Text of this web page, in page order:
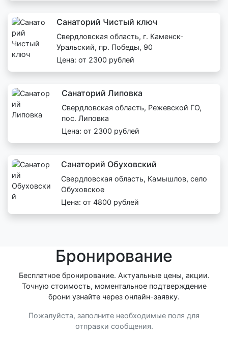
Санаторий Чистый ключ
Свердловская область, г. Каменск-
Уральский, пр. Победы, 90
Цена: от 2300 рублей
Санаторий Липовка
Свердловская область, Режевской ГО,
пос. Липовка
Цена: от 2300 рублей
Санаторий Обуховский
Свердловская область, Камышлов, село
Обуховское
Цена: от 4800 рублей
Бронирование
Бесплатное бронирование. Актуальные цены, акции.
Точную стоимость, моментальное подтверждение
брони узнайте через онлайн-заявку.
Пожалуйста, заполните необходимые поля для
отправки сообщения.